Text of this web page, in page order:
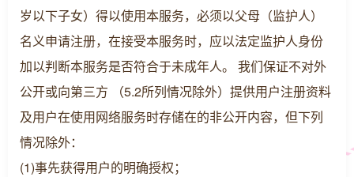
岁以下子女）得以使用本服务，必须以父母（监护人）
名义申请注册，在接受本服务时，应以法定监护人身份
加以判断本服务是否符合于未成年人。 我们保证不对外
公开或向第三方 （5.2所列情况除外）提供用户注册资料
及用户在使用网络服务时存储在的非公开内容，但下列
情况除外：
(1)事先获得用户的明确授权；